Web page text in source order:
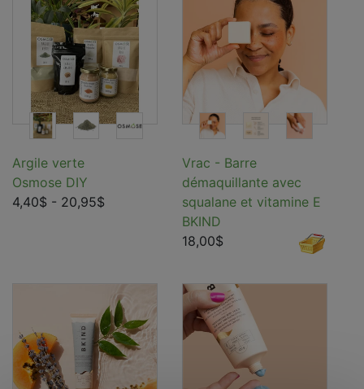
Argile verte
Osmose DIY
4,40$ - 20,95$
Vrac - Barre
démaquillante avec
squalane et vitamine E
BKIND
18,00$